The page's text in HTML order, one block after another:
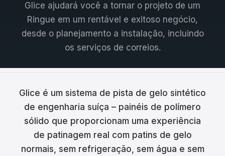
Português
Dansk
Suomi
Polski
Čeština
Glice ajudará você a tornar o projeto de um
Ringue em um rentável e exitoso negócio,
desde o planejamento a instalação, incluindo
os serviços de correios.
Glice é um sistema de pista de gelo sintético
de engenharia suíça – painéis de polímero
sólido que proporcionam uma experiência
de patinagem real com patins de gelo
normais, sem refrigeração, sem água e sem